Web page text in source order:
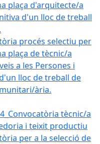
plaça d'arquitecte/a
d'un lloc de treball
procés selectiu per
plaça de tècnic/a
a les Persones i
lloc de treball de
ària.
tècnic/a
i teixit productiu
per a la selecció de